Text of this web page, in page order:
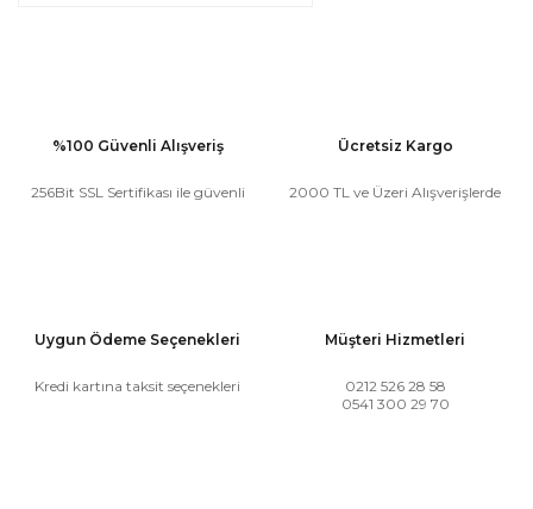
%100 Güvenli Alışveriş
256Bit SSL Sertifikası ile güvenli
Ücretsiz Kargo
2000 TL ve Üzeri Alışverişlerde
Uygun Ödeme Seçenekleri
Kredi kartına taksit seçenekleri
Müşteri Hizmetleri
0212 526 28 58
0541 300 29 70